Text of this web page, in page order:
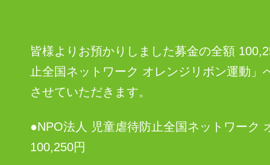
皆様よりお預かりしました募金の全額
止全国ネットワーク オレンジリボン運動
させていただきます。
●NPO法人 児童虐待防止全国ネットワーク
100,250円